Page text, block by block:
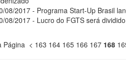
08/2017 - Programa Start-Up Brasil
08/2017 - Lucro do FGTS será
Página < 163 164 165 166 167 168